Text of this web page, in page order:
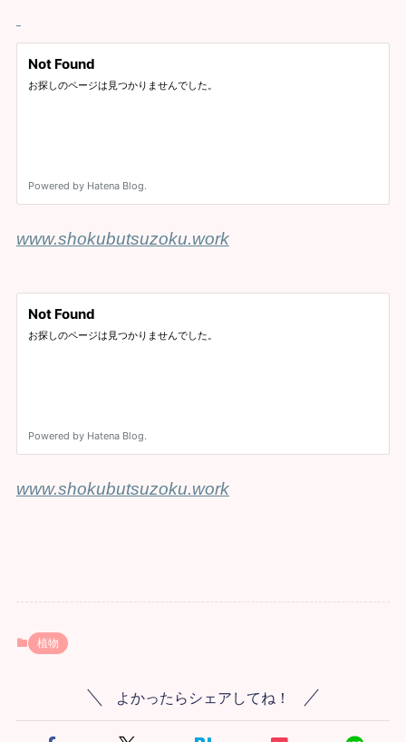
www.shokubutsuzoku.work
www.shokubutsuzoku.work
植物
よかったらシェアしてね！